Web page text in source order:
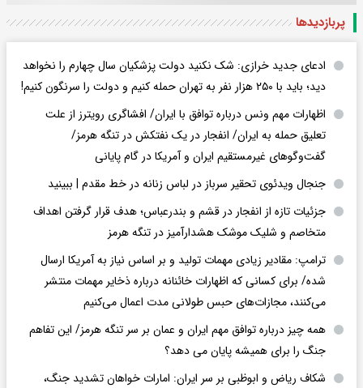
پربازدید‌ها
ادعای جدید خرازی: شک نکنید دولت پزشکیان سال چهارم را نخواهد
دید؛ باید با ۲۵۰ هزار نفر به تهران حمله کنیم و دولت را سرنگون کنیم!
اظهارات مهم ونس درباره توافق با ایران/ افشاگری رویترز از علت
تعلیق حمله به ایران/ انفجار در یک نفتکش در تنگه هرمز/
گفت‌وگوهای غیرمستقیم ایران و آمریکا در گام پایانی
جنجال ویدئوی تحقیر سرباز در لباس زنانه در خط مقدم | ببینید
جزئیات تازه از انفجار در قشم و بندرعباس؛ هدف قرار گرفتن اهداف
متخاصم و شلیک موشک هشدارآمیز در تنگه هرمز
ترامپ: مقادیر زیادی مهمات تولید و بر اساس نیاز به آمریکا ارسال
شده/ برای کسانی که اظهارات خائنانه درباره ذخایر مهمات منتشر
می‌کنند، مجازات‌های حبس طولانی مدت اعمال می‌کنیم
همه چیز درباره توافق مهم ایران و عمان بر سر تنگه هرمز/ این تفاهم
جنگ را برای همیشه پایان می دهد؟
شکاف ریاض و ابوظبی بر سر ایران: امارات خواهان تشدید جنگ،